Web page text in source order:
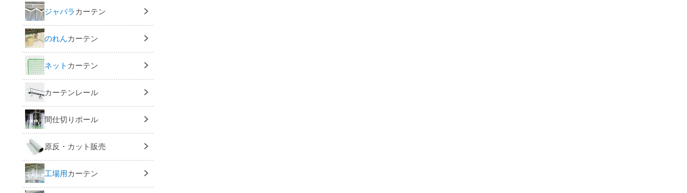
ジャバラ カーテン
のれんカーテン
ネット カーテン
カーテンレール
間仕切りポール
原反・カット販売
工場用カーテン